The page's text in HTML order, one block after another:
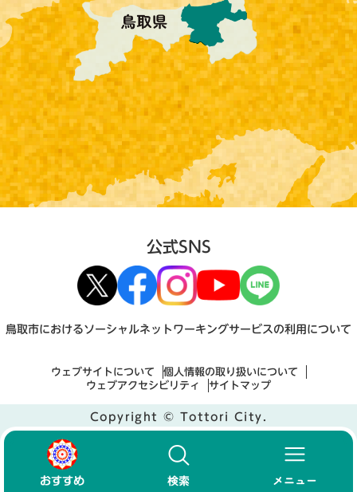
公式SNS
鳥取市におけるソーシャルネットワーキングサービスの利用について
ウェブサイトについて
個人情報の取り扱いについて
ウェブアクセシビリティ
サイトマップ
Copyright © Tottori City.